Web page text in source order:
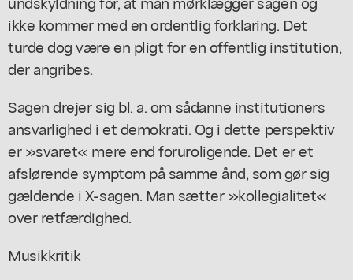
ikke kommer med en ordentlig forklaring. Det
turde dog være en pligt for en offentlig institution,
der angribes.
Sagen drejer sig bl. a. om sådanne institutioners
ansvarlighed i et demokrati. Og i dette perspektiv
er »svaret« mere end foruroligende. Det er et
afslørende symptom på samme ånd, som gør sig
gældende i X-sagen. Man sætter »kollegialitet«
over retfærdighed.
Musikkritik